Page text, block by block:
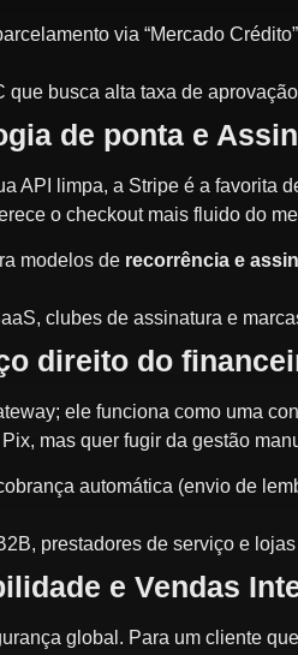
via “Mercado
que busca alta taxa de
de ponta e
API limpa, a Stripe é a favorita
o checkout mais fluido do
modelos de recorrência e
clubes de assinatura e
direito do
ele funciona como uma
mas quer fugir da gestão
automática (envio de
prestadores de serviço e
e Vendas
global. Para um cliente